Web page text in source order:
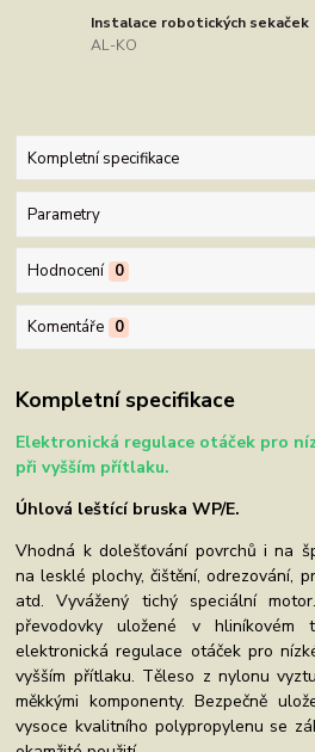
Instalace robotických sekaček
AL-KO
Kompletní specifikace
Parametry
Hodnocení 0
Komentáře 0
Kompletní specifikace
Elektronická regulace otáček pro
při vyšším přítlaku.
Úhlová leštící bruska WP/E.
Vhodná k dolešťování povrchů i na
na lesklé plochy, čištění, odrezování,
atd. Vyvážený tichý speciální
převodovky uložené v hliníkovém
elektronická regulace otáček pro
vyšším přítlaku. Těleso z nylonu
měkkými komponenty. Bezpečně
vysoce kvalitního polypropylenu se